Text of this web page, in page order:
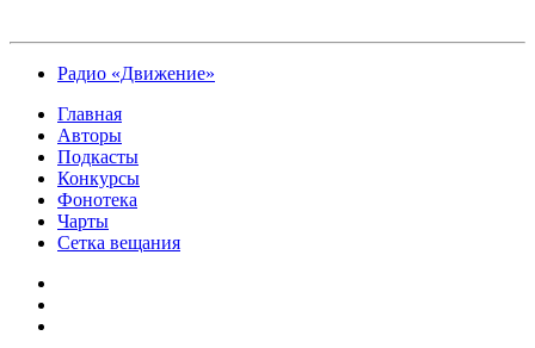
Радио «Движение»
Главная
Авторы
Подкасты
Конкурсы
Фонотека
Чарты
Сетка вещания